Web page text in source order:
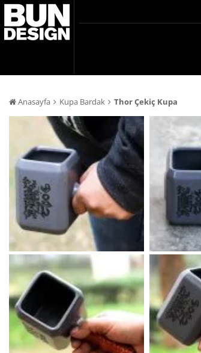
Anasayfa Kupa Bardak Thor Çekiç Kupa